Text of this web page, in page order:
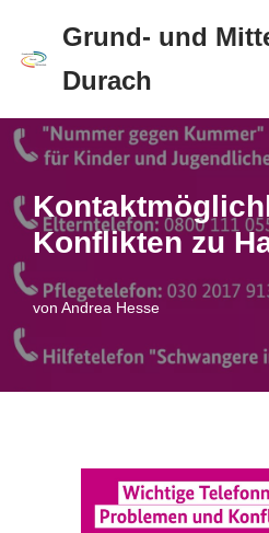
Zum
springen
Grund- und
Durach
Konflikten zu
von Andrea Hesse